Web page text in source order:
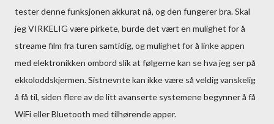
tester denne funksjonen akkurat nå, og den fungerer bra. Skal
jeg VIRKELIG være pirkete, burde det vært en mulighet for å
streame film fra turen samtidig, og mulighet for å linke appen
med elektronikken ombord slik at følgerne kan se hva jeg ser på
ekkoloddskjermen. Sistnevnte kan ikke være så veldig vanskelig
å få til, siden flere av de litt avanserte systemene begynner å få
WiFi eller Bluetooth med tilhørende apper.